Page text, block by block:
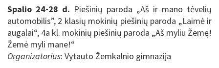
Spalio 24-28 d. Piešinių paroda „Aš ir mano tėvelių
automobilis”, 2 klasių mokinių piešinių paroda „Laimė ir
augalai“, 4a kl. mokinių piešinių paroda „Aš myliu Žemę!
Žemė myli mane!“
Organizatorius: Vytauto Žemkalnio gimnazija